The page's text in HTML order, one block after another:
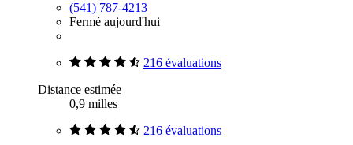
(541) 787-4213
Fermé aujourd'hui
216 évaluations
Distance estimée
0,9 milles
216 évaluations